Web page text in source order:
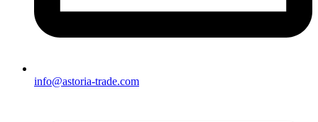
info@astoria-trade.com